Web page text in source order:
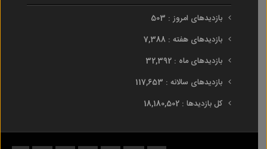
بازدیدهای امروز : 503
بازدیدهای هفته : 7,388
بازدیدهای ماه : 32,392
بازدیدهای سالانه : 117,653
کل بازدیدها : 18,180,502